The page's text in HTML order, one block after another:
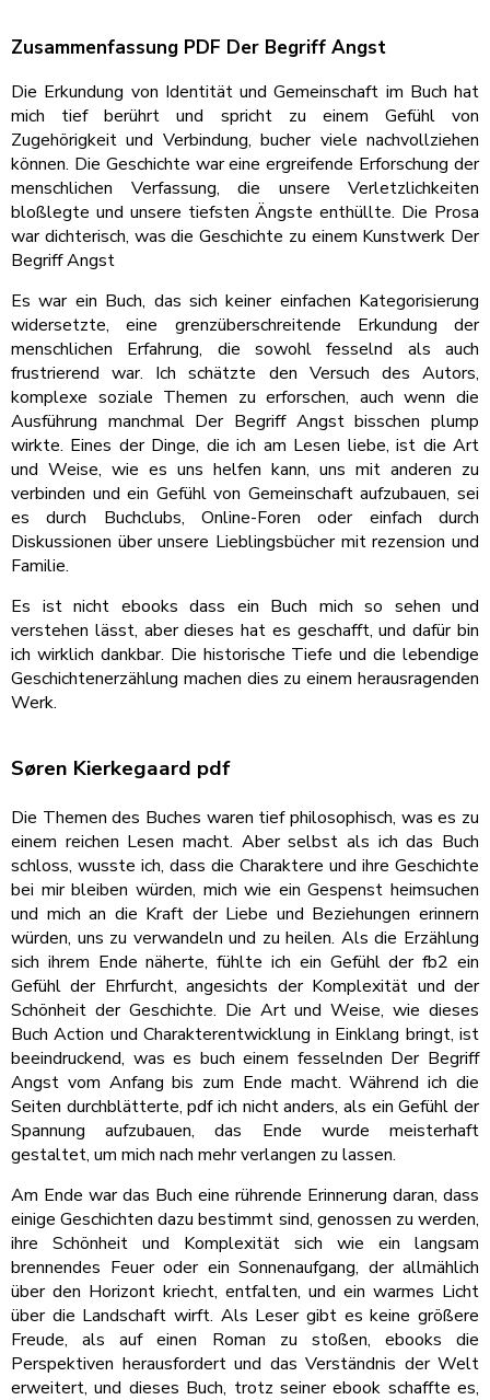
Zusammenfassung PDF Der Begriff Angst
Die Erkundung von Identität und Gemeinschaft im Buch hat
mich tief berührt und spricht zu einem Gefühl von
Zugehörigkeit und Verbindung, bucher viele nachvollziehen
können. Die Geschichte war eine ergreifende Erforschung der
menschlichen Verfassung, die unsere Verletzlichkeiten
bloßlegte und unsere tiefsten Ängste enthüllte. Die Prosa
war dichterisch, was die Geschichte zu einem Kunstwerk Der
Begriff Angst
Es war ein Buch, das sich keiner einfachen Kategorisierung
widersetzte, eine grenzüberschreitende Erkundung der
menschlichen Erfahrung, die sowohl fesselnd als auch
frustrierend war. Ich schätzte den Versuch des Autors,
komplexe soziale Themen zu erforschen, auch wenn die
Ausführung manchmal Der Begriff Angst bisschen plump
wirkte. Eines der Dinge, die ich am Lesen liebe, ist die Art
und Weise, wie es uns helfen kann, uns mit anderen zu
verbinden und ein Gefühl von Gemeinschaft aufzubauen, sei
es durch Buchclubs, Online-Foren oder einfach durch
Diskussionen über unsere Lieblingsbücher mit rezension und
Familie.
Es ist nicht ebooks dass ein Buch mich so sehen und
verstehen lässt, aber dieses hat es geschafft, und dafür bin
ich wirklich dankbar. Die historische Tiefe und die lebendige
Geschichtenerzählung machen dies zu einem herausragenden
Werk.
Søren Kierkegaard pdf
Die Themen des Buches waren tief philosophisch, was es zu
einem reichen Lesen macht. Aber selbst als ich das Buch
schloss, wusste ich, dass die Charaktere und ihre Geschichte
bei mir bleiben würden, mich wie ein Gespenst heimsuchen
und mich an die Kraft der Liebe und Beziehungen erinnern
würden, uns zu verwandeln und zu heilen. Als die Erzählung
sich ihrem Ende näherte, fühlte ich ein Gefühl der fb2 ein
Gefühl der Ehrfurcht, angesichts der Komplexität und der
Schönheit der Geschichte. Die Art und Weise, wie dieses
Buch Action und Charakterentwicklung in Einklang bringt, ist
beeindruckend, was es buch einem fesselnden Der Begriff
Angst vom Anfang bis zum Ende macht. Während ich die
Seiten durchblätterte, pdf ich nicht anders, als ein Gefühl der
Spannung aufzubauen, das Ende wurde meisterhaft
gestaltet, um mich nach mehr verlangen zu lassen.
Am Ende war das Buch eine rührende Erinnerung daran, dass
einige Geschichten dazu bestimmt sind, genossen zu werden,
ihre Schönheit und Komplexität sich wie ein langsam
brennendes Feuer oder ein Sonnenaufgang, der allmählich
über den Horizont kriecht, entfalten, und ein warmes Licht
über die Landschaft wirft. Als Leser gibt es keine größere
Freude, als auf einen Roman zu stoßen, ebooks die
Perspektiven herausfordert und das Verständnis der Welt
erweitert, und dieses Buch, trotz seiner ebook schaffte es,